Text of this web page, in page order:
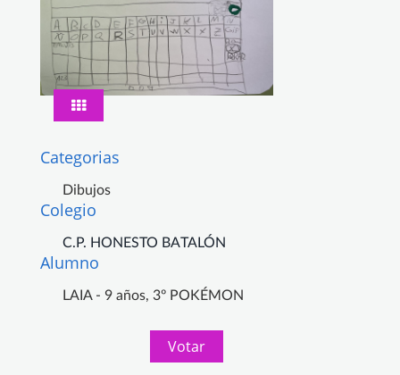
Categorias
Dibujos
Colegio
C.P. HONESTO BATALÓN
Alumno
LAIA - 9 años, 3º POKÉMON
Votar